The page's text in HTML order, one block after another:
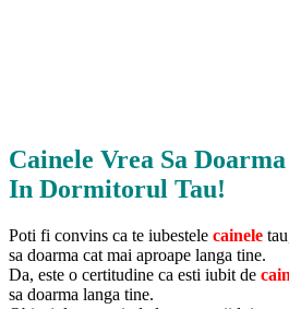
Cainele Vrea Sa
In Dormitorul Tau!
Poti fi convins ca te iubestele cainele
sa doarma cat mai aproape langa tine.
Da, este o certitudine ca esti iubit de
sa doarma langa tine.